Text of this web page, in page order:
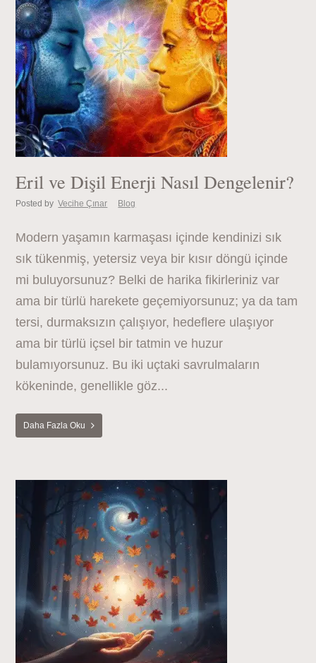
Eril ve Dişil Enerji Nasıl Dengelenir?
Posted by Vecihe Çınar Blog
Modern yaşamın karmaşası içinde kendinizi sık
sık tükenmiş, yetersiz veya bir kısır döngü içinde
mi buluyorsunuz? Belki de harika fikirleriniz var
ama bir türlü harekete geçemiyorsunuz; ya da tam
tersi, durmaksızın çalışıyor, hedeflere ulaşıyor
ama bir türlü içsel bir tatmin ve huzur
bulamıyorsunuz. Bu iki uçtaki savrulmaların
kökeninde, genellikle göz...
Daha Fazla Oku